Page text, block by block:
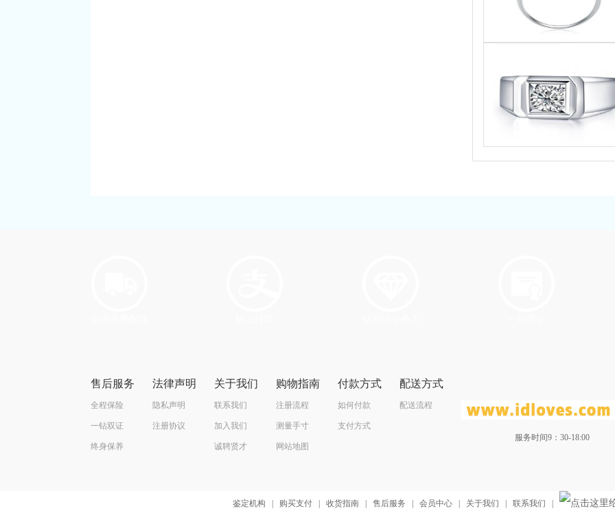
售后服务
全程保险
一钻双证
终身保养
法律声明
隐私声明
注册协议
关于我们
联系我们
加入我们
诚聘贤才
购物指南
注册流程
测量手寸
网站地图
付款方式
如何付款
支付方式
配送方式
配送流程
服务时间9：30-18:00
鉴定机构 购买支付 收货指南 售后服务 会员中心 关于我们 联系我们